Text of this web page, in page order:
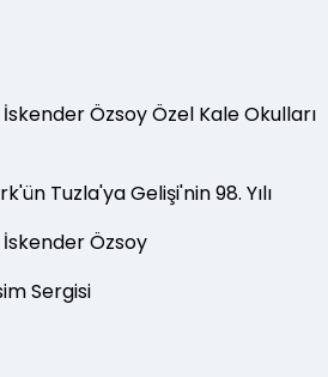
Özsoy Özel Kale Okulları
Tuzla'ya Gelişi'nin 98. Yılı
Özsoy
Sergisi